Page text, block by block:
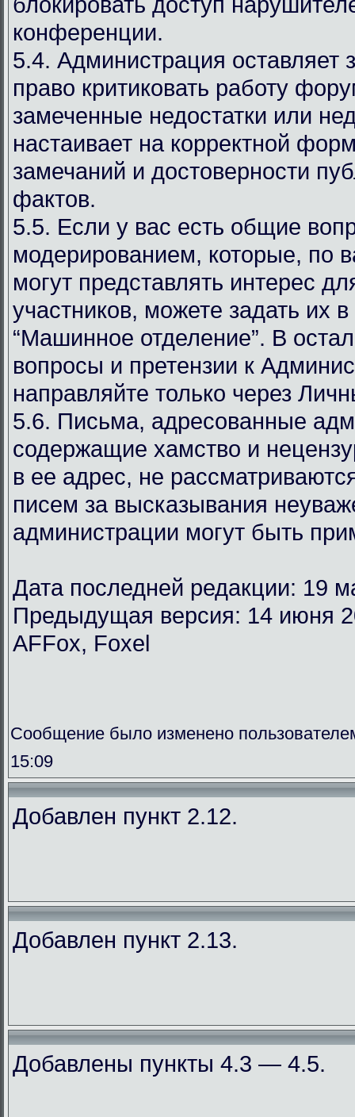
конференции.
5.4. Администрация оставляет
право критиковать работу
замеченные недостатки или
настаивает на корректной
замечаний и достоверности
фактов.
5.5. Если у вас есть общие
модерированием, которые, по
могут представлять интерес
участников, можете задать их
“Машинное отделение”. В
вопросы и претензии к
направляйте только через
5.6. Письма, адресованные
содержащие хамство и
в ее адрес, не
писем за высказывания
администрации могут быть
Дата последней редакции: 19
Предыдущая версия: 14 июня
AFFox, Foxel
Сообщение было изменено
15:09
Добавлен пункт 2.12.
Добавлен пункт 2.13.
Добавлены пункты 4.3 — 4.5.